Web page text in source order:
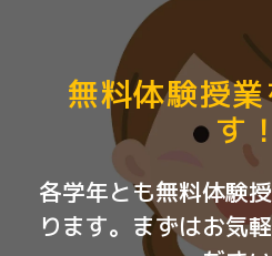
無料体験授
す
各学年とも無料体験
ります。まずはお気